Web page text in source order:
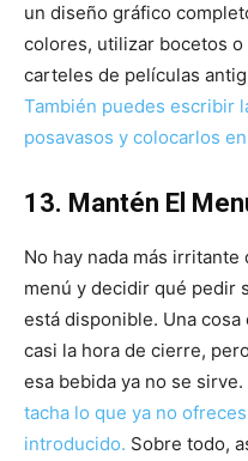
un diseño gráfico
colores, utilizar bocetos
carteles de películas
También puedes escribir
posavasos y colocarlos
13. Mantén El
No hay nada más
menú y decidir qué pedir
está disponible. Una
casi la hora de cierre,
esa bebida ya no se sirve.
tacha lo que ya no
introducido. Sobre todo,